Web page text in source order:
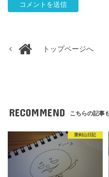
トップページへ
RECOMMEND こちらの記事
栗剣山日記